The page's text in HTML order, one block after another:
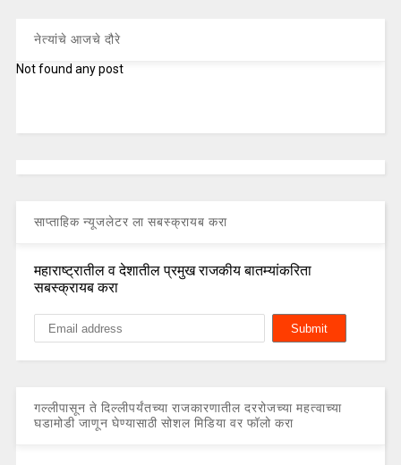
नेत्यांचे आजचे दौरे
Not found any post
साप्ताहिक न्यूजलेटर ला सबस्क्रायब करा
महाराष्ट्रातील व देशातील प्रमुख राजकीय बातम्यांकरिता
सबस्क्रायब करा
गल्लीपासून ते दिल्लीपर्यंतच्या राजकारणातील दररोजच्या महत्वाच्या
घडामोडी जाणून घेण्यासाठी सोशल मिडिया वर फॉलो करा